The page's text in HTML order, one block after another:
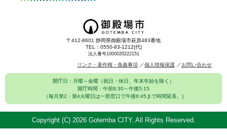
〒412-8601 静岡県御殿場市萩原483番地
TEL：0550-83-1212(代)
法人番号1000020222151
リンク・著作権・免責事項 個人情報保護 お問い合わせ
開庁日：月曜～金曜（祝日・休日、年末年始を除く）
開庁時間：午前8:30～午後5:15
（毎月第2・第4火曜日は一部窓口で午後6:45まで時間延長。)
Copyright (C) 2026 Gotemba CITY. All Rights Reserved.